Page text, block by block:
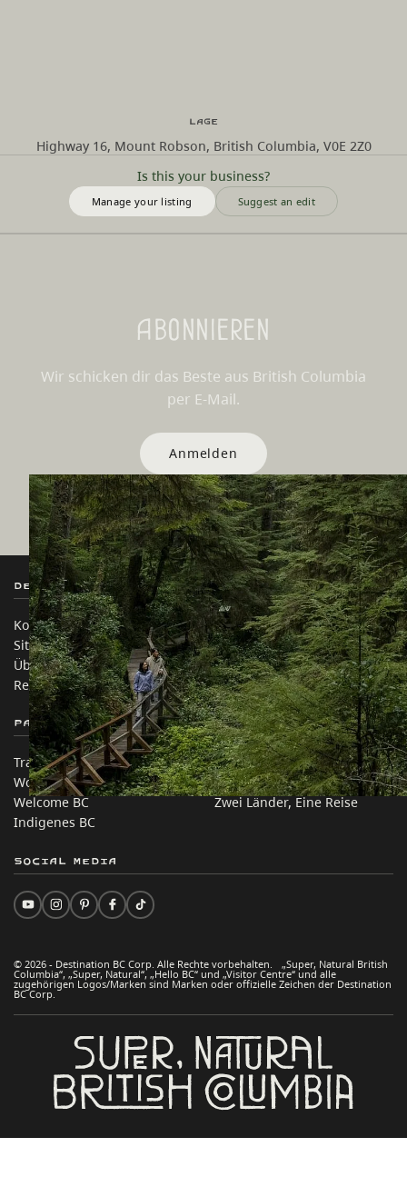
Is this your business?
Manage your listing Suggest an edit
Lage
Highway 16, Mount Robson, British Columbia, V0E 2Z0
Abonnieren
Wir schicken dir das Beste aus British Columbia
per E-Mail.
Anmelden
Destination BC
Kontakt
Sitemap
Über uns
Rechtliches & Richtlinien
Unsere Websites
Reisebranche
Medien
Unternehmen
简体中文 – China
Partnerseiten
Trade & Invest BC
Work BC
Welcome BC
Indigenes BC
Auf dieser Website
Reisevorschläge
Praktische Tipps
Zwei Länder, Eine Reise
© 2026 - Destination BC Corp. Alle Rechte vorbehalten. „Super, Natural British
Columbia“, „Super, Natural“, „Hello BC“ und „Visitor Centre“ und alle
zugehörigen Logos/Marken sind Marken oder offizielle Zeichen der Destination
BC Corp.
Social Media